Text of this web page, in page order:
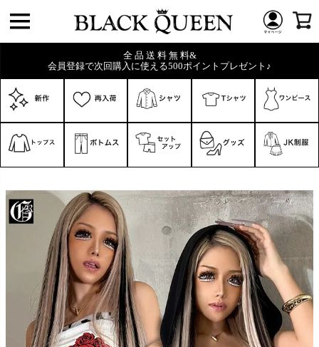
全 品 送 料 無 料&
会員登録で次回購入に使える500ポイントプレゼント♪